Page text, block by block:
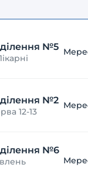
№5
№2
12-13
№6